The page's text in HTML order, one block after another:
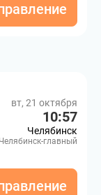
вт, 21 октября
10:57
Челябинск
Челябинск-главный